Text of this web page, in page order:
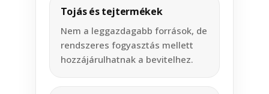
Tojás és tejtermékek
Nem a leggazdagabb források, de
rendszeres fogyasztás mellett
hozzájárulhatnak a bevitelhez.